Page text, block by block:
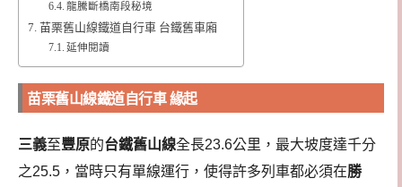
龍騰斷橋南段秘境
苗栗舊山線鐵道自行車 台鐵舊車廂
延伸閱讀
苗栗舊山線鐵道自行車 緣起
三義至豐原的台鐵舊山線全長23.6公里，最大坡度達千分
之25.5，當時只有單線運行，使得許多列車都必須在勝